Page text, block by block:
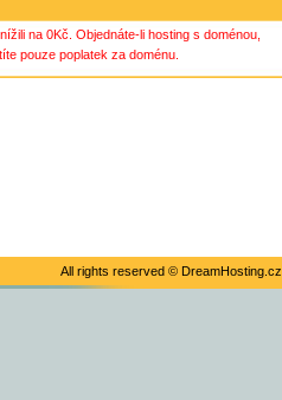
na 0Kč. Objednáte-li hosting s doménou,
pouze poplatek za doménu.
All rights reserved © DreamHosting.cz